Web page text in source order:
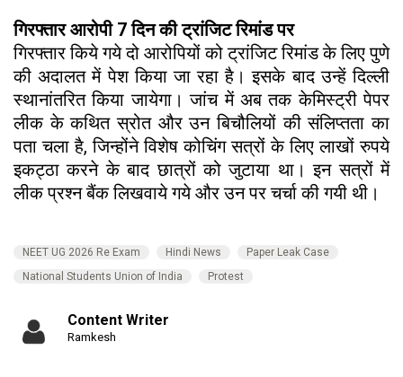
गिरफ्तार आरोपी 7 दिन की ट्रांजिट रिमांड पर
गिरफ्तार किये गये दो आरोपियों को ट्रांजिट रिमांड के लिए पुणे
की अदालत में पेश किया जा रहा है। इसके बाद उन्हें दिल्ली
स्थानांतरित किया जायेगा। जांच में अब तक केमिस्ट्री पेपर
लीक के कथित स्रोत और उन बिचौलियों की संलिप्तता का
पता चला है, जिन्होंने विशेष कोचिंग सत्रों के लिए लाखों रुपये
इकट्ठा करने के बाद छात्रों को जुटाया था। इन सत्रों में
लीक प्रश्न बैंक लिखवाये गये और उन पर चर्चा की गयी थी।
NEET UG 2026 Re Exam Hindi News
Paper Leak Case
National Students Union of India
Protest
Content Writer
Ramkesh